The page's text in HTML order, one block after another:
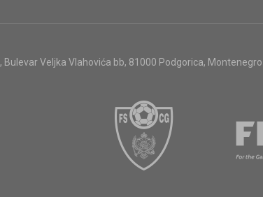
, Bulevar Veljka Vlahovića bb, 81000 Podgorica, Montenegro